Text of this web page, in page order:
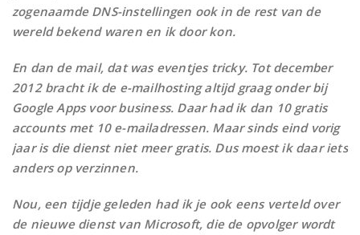
zogenaamde DNS-instellingen ook in de rest van de
wereld bekend waren en ik door kon.
En dan de mail, dat was eventjes tricky. Tot december
2012 bracht ik de e-mailhosting altijd graag onder bij
Google Apps voor business. Daar had ik dan 10 gratis
accounts met 10 e-mailadressen. Maar sinds eind vorig
jaar is die dienst niet meer gratis. Dus moest ik daar iets
anders op verzinnen.
Nou, een tijdje geleden had ik je ook eens verteld over
de nieuwe dienst van Microsoft, die de opvolger wordt